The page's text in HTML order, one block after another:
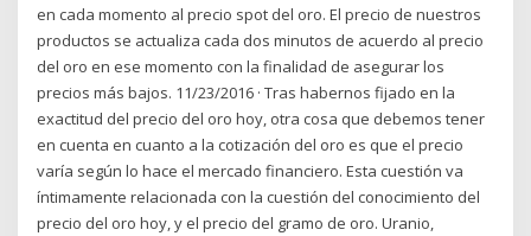
en cada momento al precio spot del oro. El precio de nuestros
productos se actualiza cada dos minutos de acuerdo al precio
del oro en ese momento con la finalidad de asegurar los
precios más bajos. 11/23/2016 · Tras habernos fijado en la
exactitud del precio del oro hoy, otra cosa que debemos tener
en cuenta en cuanto a la cotización del oro es que el precio
varía según lo hace el mercado financiero. Esta cuestión va
íntimamente relacionada con la cuestión del conocimiento del
precio del oro hoy, y el precio del gramo de oro. Uranio,